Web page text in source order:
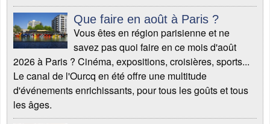
Que faire en août à Paris ?
Vous êtes en région parisienne et ne
savez pas quoi faire en ce mois d'août
2026 à Paris ? Cinéma, expositions, croisières, sports...
Le canal de l'Ourcq en été offre une multitude
d'événements enrichissants, pour tous les goûts et tous
les âges.